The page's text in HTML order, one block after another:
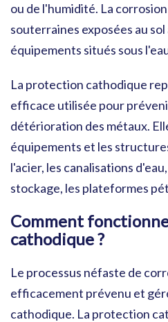
ou de l'humidité. La
souterraines exposées au sol
équipements situés sous
La protection cathodique
efficace utilisée pour
détérioration des métaux.
équipements et les
l'acier, les canalisations
stockage, les plateformes
Comment
cathodique ?
Le processus néfaste de
efficacement prévenu et
cathodique. La protection